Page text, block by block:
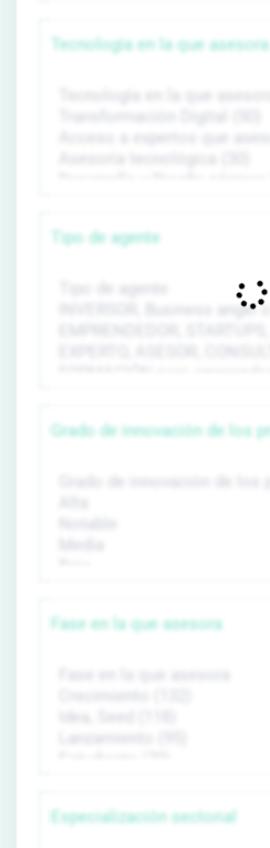
Tecnología en la que asesora
Tipo de agente
Grado de innovación de los
Fase en la que asesora
Especialización sectorial